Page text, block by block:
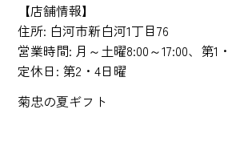
【店舗情報】
住所: 白河市新白河1丁目76
営業時間: 月～土曜8:00～17:00、第1
定休日: 第2・4日曜
菊忠の夏ギフト